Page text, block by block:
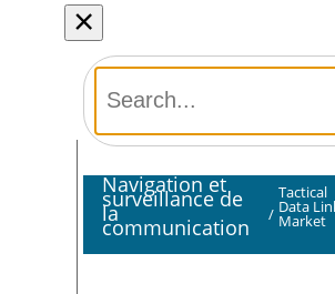
×
Navigation et
surveillance de
la
communication /
Tactical
Data
Market